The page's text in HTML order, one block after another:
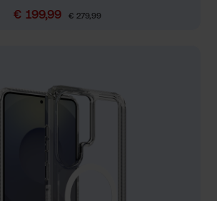
Verkoopprijs:
€ 199,99 Normale prijs:
€ 279,99